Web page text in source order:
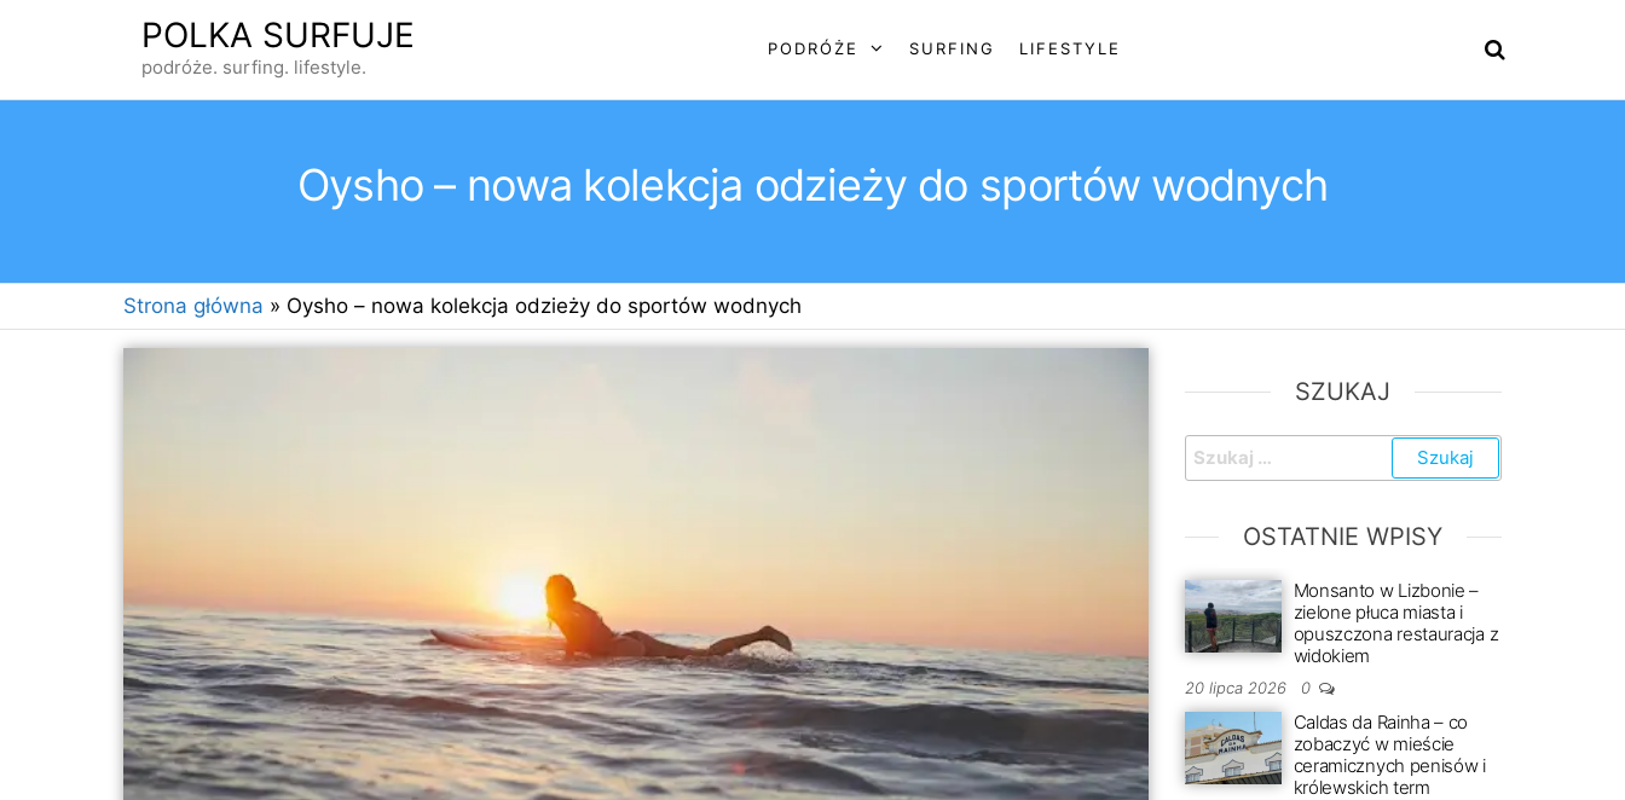
POLKA SURFUJE
podróże. surfing. lifestyle.
PODRÓŻE SURFING LIFESTYLE
Oysho – nowa kolekcja odzieży do sportów wodnych
Strona główna » Oysho – nowa kolekcja odzieży do sportów wodnych
SZUKAJ
Szukaj:
OSTATNIE WPISY
Monsanto w Lizbonie –
zielone płuca miasta i
opuszczona restauracja z
widokiem
20 lipca 2026 0
Caldas da Rainha – co
zobaczyć w mieście
ceramicznych penisów i
królewskich term